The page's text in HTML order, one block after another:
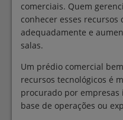
comerciais. Quem
conhecer esses recursos
adequadamente e
salas.
Um prédio comercial
recursos tecnológicos é
procurado por
base de operações ou